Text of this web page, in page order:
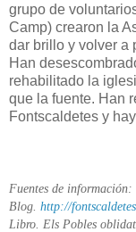
grupo de
Camp) crearon la
dar brillo y volver a
Han
rehabilitado la
que la fuente. Han
Fontscaldetes y
Fuentes de información:
Blog. http://
Libro. Els Pobles